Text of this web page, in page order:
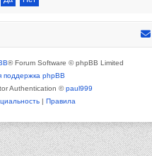
® Forum Software © phpBB Limited
поддержка phpBB
Authentication ©paul999
| Правила